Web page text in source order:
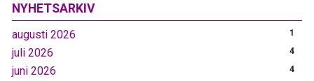
NYHETSARKIV
augusti 2026 1
juli 2026 4
juni 2026 4